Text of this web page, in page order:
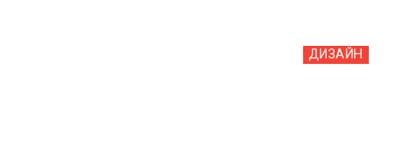
ДИЗАЙН